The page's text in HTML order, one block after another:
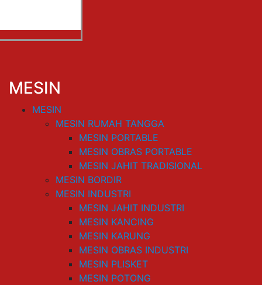
MESIN
MESIN
MESIN RUMAH TANGGA
MESIN PORTABLE
MESIN OBRAS PORTABLE
MESIN JAHIT TRADISIONAL
MESIN BORDIR
MESIN INDUSTRI
MESIN JAHIT INDUSTRI
MESIN KANCING
MESIN KARUNG
MESIN OBRAS INDUSTRI
MESIN PLISKET
MESIN POTONG